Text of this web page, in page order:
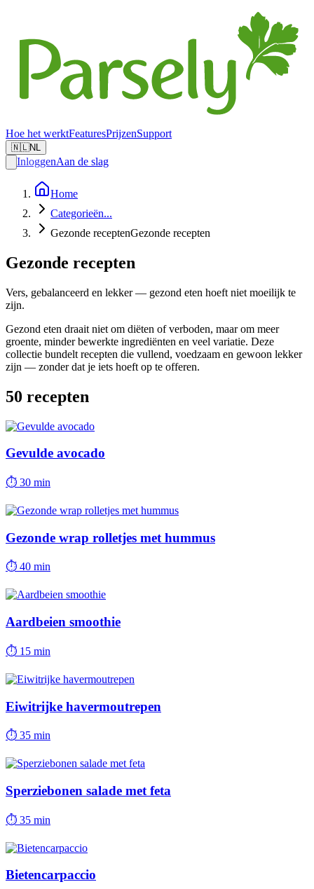
Hoe het werktFeaturesPrijzenSupport
🇳🇱NL
InloggenAan de slag
Home
Categorieën...
Gezonde receptenGezonde recepten
Gezonde recepten
Vers, gebalanceerd en lekker — gezond eten hoeft niet moeilijk te
zijn.
Gezond eten draait niet om diëten of verboden, maar om meer
groente, minder bewerkte ingrediënten en veel variatie. Deze
collectie bundelt recepten die vullend, voedzaam en gewoon lekker
zijn — zonder dat je iets hoeft op te offeren.
50 recepten
Gevulde avocado
⏱ 30 min
Gezonde wrap rolletjes met hummus
⏱ 40 min
Aardbeien smoothie
⏱ 15 min
Eiwitrijke havermoutrepen
⏱ 35 min
Sperziebonen salade met feta
⏱ 35 min
Bietencarpaccio